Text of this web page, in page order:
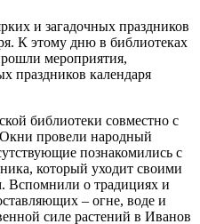
и загадочных праздников
К этому дню в библиотеках
мероприятия,
праздников календаря
библиотеки совместно с
провели народный
познакомились с
который уходит своими
Вспомнили о традициях и
– огне, воде и
силе растений в Иванов